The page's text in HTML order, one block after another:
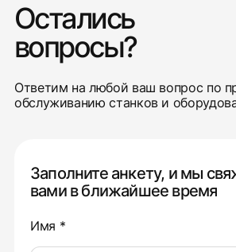
Остались
вопросы?
Ответим на любой ваш вопрос по
обслуживанию станков и
Заполните анкету, и мы
вами в ближайшее время
Имя *